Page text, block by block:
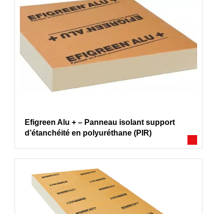
Efigreen Alu + – Panneau isolant support
d’étanchéité en polyuréthane (PIR)